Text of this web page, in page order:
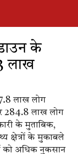
के
लाख
लाख लोग
284.8 लाख लोग
के मुताबिक,
क्षेत्रों के मुकाबले
को अधिक नुकसान